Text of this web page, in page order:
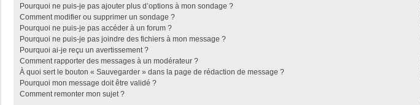
Pourquoi ne puis-je pas ajouter plus d’options à mon sondage ?
Comment modifier ou supprimer un sondage ?
Pourquoi ne puis-je pas accéder à un forum ?
Pourquoi ne puis-je pas joindre des fichiers à mon message ?
Pourquoi ai-je reçu un avertissement ?
Comment rapporter des messages à un modérateur ?
À quoi sert le bouton « Sauvegarder » dans la page de rédaction de message ?
Pourquoi mon message doit être validé ?
Comment remonter mon sujet ?